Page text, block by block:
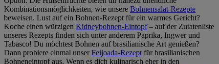
Kombinationsmöglichkeiten, wie unsere Bohnensalat-Rezepte
beweisen. Lust auf ein Bohnen-Rezept für ein warmes Gericht?
Koche einen würzigen Kidneybohnen-Eintopf– auf der Zutatenliste
unseres Rezepts finden sich unter anderem Paprika, Ingwer und
Tabasco! Du möchtest Bohnen auf brasilianische Art genießen?
Dann probiere einmal unserFeijoada-Rezept für brasilianischen
Bohneneintopf aus. Wenn es dich kulinarisch eher in den